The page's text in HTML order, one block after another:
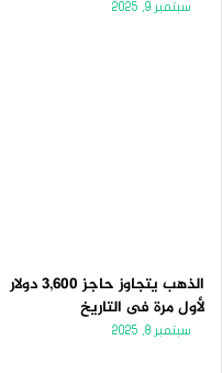
سبتمبر 9, 2025
الذهب يتجاوز حاجز 3,600 دولار
لأول مرة فى التاريخ
سبتمبر 8, 2025